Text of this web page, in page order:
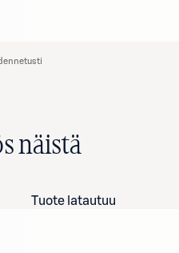
näistä
Tuote latautuu